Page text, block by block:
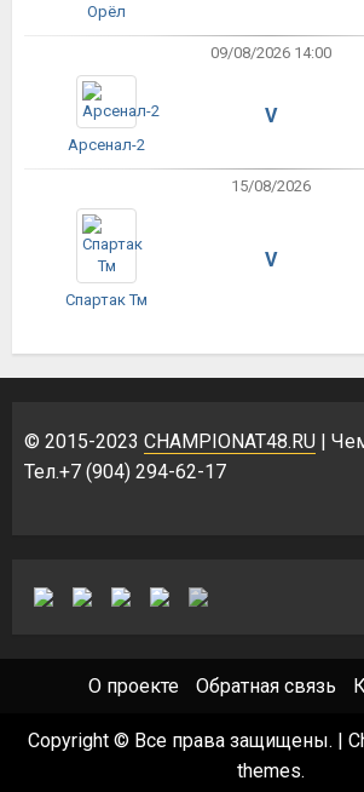
Орёл
09/08/2026 14:00
Арсенал-2
V
15/08/2026
Спартак Тм
V
© 2015-2023 CHAMPIONAT48.RU |
Тел.+7 (904) 294-62-17
О проекте Обратная связь
Copyright © Все права защищены.
themes.